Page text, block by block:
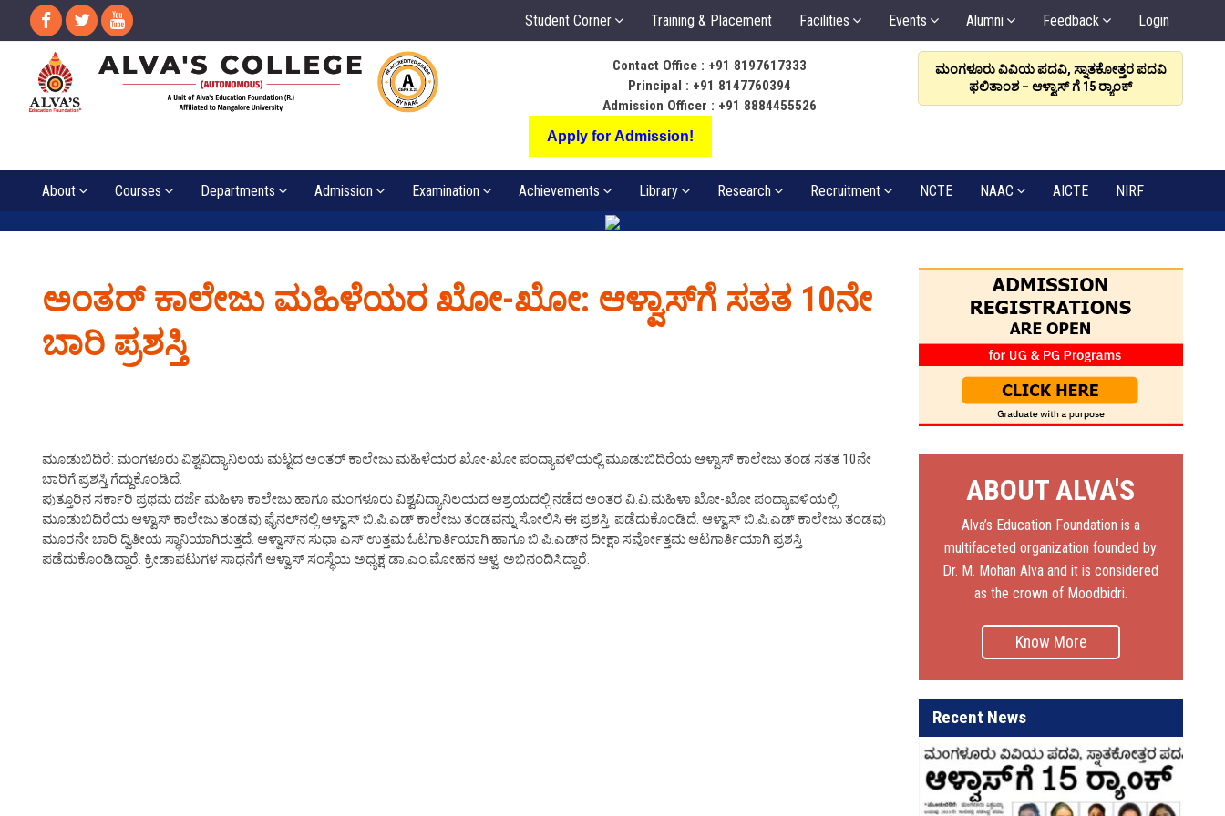
Student Corner Training & Placement Facilities Events Alumni Feedback Login
Contact Office : +91 8197617333
Principal : +91 8147760394
Admission Officer : +91 8884455526
Apply for Admission!
ಬೆಳಕು ಅಂತರಂಗ ಅರಳಿಸಲಿ, ಸಂಬಂಧವೇ
ಸಂಪತ್ತಾಗಲಿ: ಡಾ. ಆಳ್ವ
ಮಂಗಳೂರು ವಿವಿಯ ಪದವಿ, ಸ್ನಾತಕೋತ್ತರ ಪದವಿ
ಫಲಿತಾಂಶ – ಆಳ್ವಾಸ್ ಗೆ 15 ರ್‍ಯಾಂಕ್‌
About Courses Departments Admission Examination Achievements Library Research Recruitment NCTE NAAC AICTE NIRF
ಅಂತರ್ ಕಾಲೇಜು ಮಹಿಳೆಯರ ಖೋ-ಖೋ: ಆಳ್ವಾಸ್‍ಗೆ ಸತತ 10ನೇ
ಬಾರಿ ಪ್ರಶಸ್ತಿ
ಮೂಡುಬಿದಿರೆ: ಮಂಗಳೂರು ವಿಶ್ವವಿದ್ಯಾನಿಲಯ ಮಟ್ಟದ ಅಂತರ್ ಕಾಲೇಜು ಮಹಿಳೆಯರ ಖೋ-ಖೋ ಪಂದ್ಯಾವಳಿಯಲ್ಲಿ ಮೂಡುಬಿದಿರೆಯ ಆಳ್ವಾಸ್ ಕಾಲೇಜು ತಂಡ ಸತತ 10ನೇ
ಬಾರಿಗೆ ಪ್ರಶಸ್ತಿ ಗೆದ್ದುಕೊಂಡಿದೆ.
ಪುತ್ತೂರಿನ ಸರ್ಕಾರಿ ಪ್ರಥಮ ದರ್ಜೆ ಮಹಿಳಾ ಕಾಲೇಜು ಹಾಗೂ ಮಂಗಳೂರು ವಿಶ್ವವಿದ್ಯಾನಿಲಯದ ಆಶ್ರಯದಲ್ಲಿ ನಡೆದ ಅಂತರ ವಿ.ವಿ.ಮಹಿಳಾ ಖೋ-ಖೋ ಪಂದ್ಯಾವಳಿಯಲ್ಲಿ
ಮೂಡುಬಿದಿರೆಯ ಆಳ್ವಾಸ್ ಕಾಲೇಜು ತಂಡವು ಫೈನಲ್‍ನಲ್ಲಿ ಆಳ್ವಾಸ್ ಬಿ.ಪಿ.ಎಡ್ ಕಾಲೇಜು ತಂಡವನ್ನು ಸೋಲಿಸಿ ಈ ಪ್ರಶಸ್ತಿ ಪಡೆದುಕೊಂಡಿದೆ. ಆಳ್ವಾಸ್ ಬಿ.ಪಿ.ಎಡ್ ಕಾಲೇಜು ತಂಡವು
ಮೂರನೇ ಬಾರಿ ದ್ವಿತೀಯ ಸ್ಥಾನಿಯಾಗಿರುತ್ತದೆ. ಆಳ್ವಾಸ್‍ನ ಸುಧಾ ಎಸ್ ಉತ್ತಮ ಓಟಗಾರ್ತಿಯಾಗಿ ಹಾಗೂ ಬಿ.ಪಿ.ಎಡ್‍ನ ದೀಕ್ಷಾ ಸರ್ವೋತ್ತಮ ಆಟಗಾರ್ತಿಯಾಗಿ ಪ್ರಶಸ್ತಿ
ಪಡೆದುಕೊಂಡಿದ್ದಾರೆ. ಕ್ರೀಡಾಪಟುಗಳ ಸಾಧನೆಗೆ ಆಳ್ವಾಸ್ ಸಂಸ್ಥೆಯ ಅಧ್ಯಕ್ಷ ಡಾ.ಎಂ.ಮೋಹನ ಆಳ್ವ ಅಭಿನಂದಿಸಿದ್ದಾರೆ.
ABOUT ALVA'S
Alva’s Education Foundation is a
multifaceted organization founded by
Dr. M. Mohan Alva and it is considered
as the crown of Moodbidri.
Know More
Recent News